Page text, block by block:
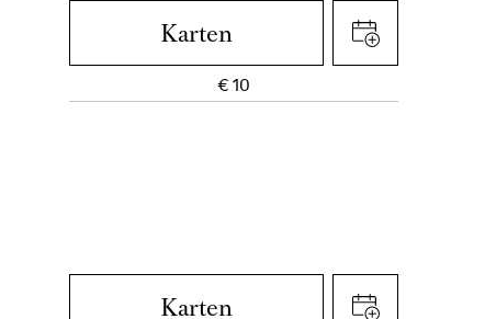
Karten
€10
Karten